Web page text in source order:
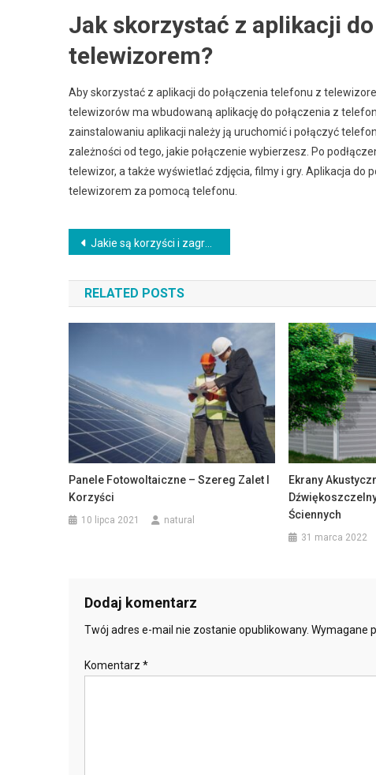
Jak skorzystać z aplikacji
telewizorem?
Aby skorzystać z aplikacji do połączenia telefonu z
telewizorów ma wbudowaną aplikację do połączenia z
zainstalowaniu aplikacji należy ją uruchomić i połączyć
zależności od tego, jakie połączenie wybierzesz. Po
telewizor, a także wyświetlać zdjęcia, filmy i gry. Aplikacja
telewizorem za pomocą telefonu.
Nawigacja
wpisu
Jakie są korzyści i zagrożenia miłości?
RELATED POSTS
Panele Fotowoltaiczne – Szereg Zalet I
Korzyści
10 lipca 2021 natural
Ekrany
Ściennych
31 marca 2022
Dodaj komentarz
Twój adres e-mail nie zostanie opublikowany. Wymagane
Komentarz *